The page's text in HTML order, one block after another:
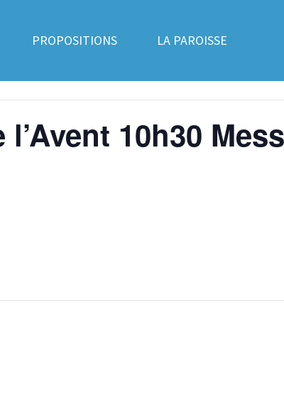
PROPOSITIONS LA PAROISSE
10h30